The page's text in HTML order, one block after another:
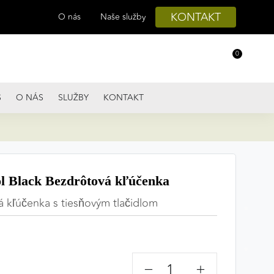
O nás Naše služby KONTAKT
0
O NÁS SLUŽBY KONTAKT
Black Bezdrôtová kľúčenka
kľúčenka s tiesňovým tlačidlom
− +